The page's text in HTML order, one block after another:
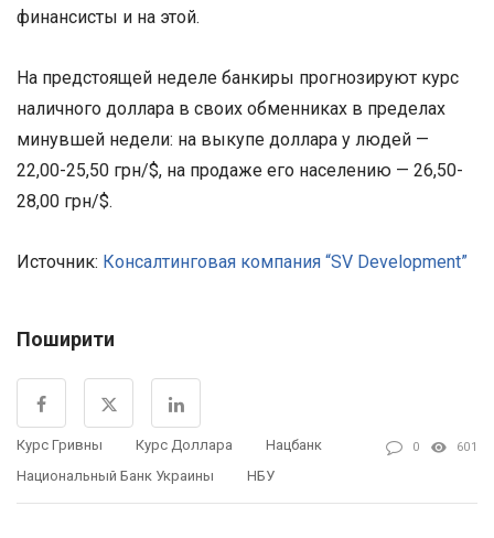
финансисты и на этой.
На предстоящей неделе банкиры прогнозируют курс
наличного доллара в своих обменниках в пределах
минувшей недели: на выкупе доллара у людей —
22,00-25,50 грн/$, на продаже его населению — 26,50-
28,00 грн/$.
Источник: Консалтинговая компания “SV Development”
Поширити
Курс Гривны Курс Доллара
Нацбанк
Национальный Банк Украины
НБУ
0 601